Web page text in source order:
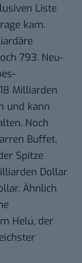
Liste
kam.
793. Neu-
Milliarden
und kann
Noch
Buffet,
Spitze
Dollar
Ähnlich
Helú, der